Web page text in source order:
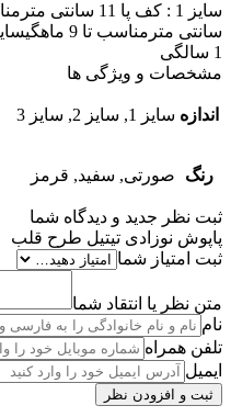
1 سالگی
مشخصات و ویژگی ها
اندازه سایز 1, سایز 2, سایز 3
رنگ صورتی, سفید, قرمز
ثبت نظر جدید و دیدگاه شما
پاپوش نوزادی تیتیل طرح قلب
ثبت امتیاز شما
متن نظر یا انتقاد شما
نام
تلفن همراه
ایمیل